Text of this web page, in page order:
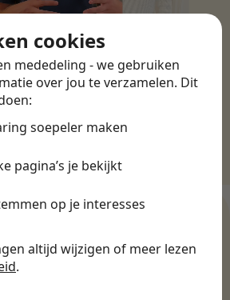
cookies
mededeling - we gebruiken
over jou te verzamelen. Dit
soepeler maken
pagina’s je bekijkt
op je interesses
altijd wijzigen of meer lezen
.
WERKGEVERS
meer dan 500+